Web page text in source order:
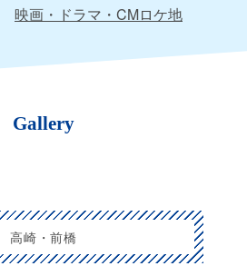
映画・ドラマ・CMロケ地
Gallery
高崎・前橋